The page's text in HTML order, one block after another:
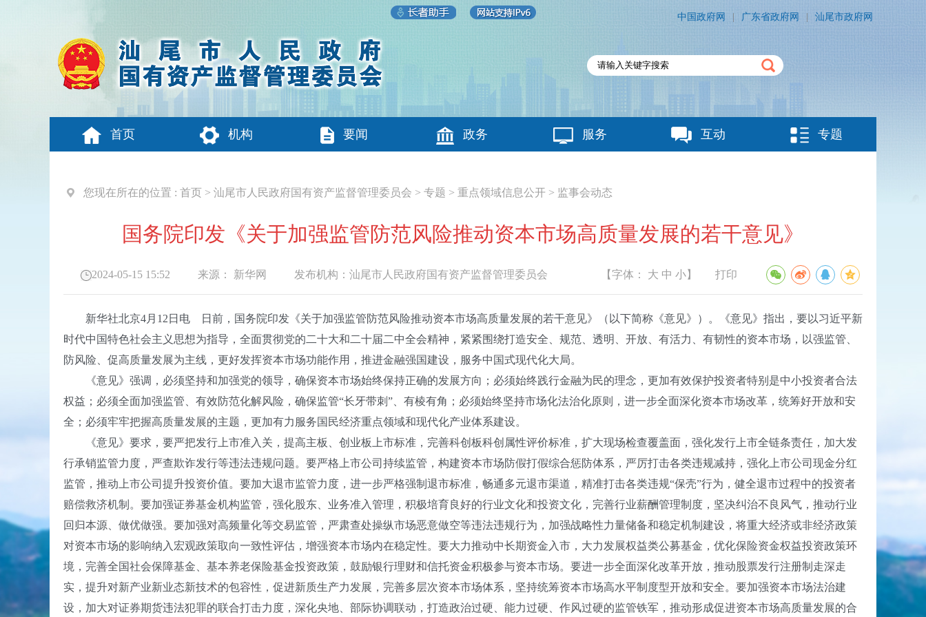
汕尾市政府网
广东省政府网
中国政府网
首页 机构 要闻 政务 服务 互动 专题
您现在所在的位置 : 首页 > 汕尾市人民政府国有资产监督管理委员会 > 专题 > 重点领域信息公开 > 监事会动态
国务院印发《关于加强监管防范风险推动资本市场高质量发展的若干意见》
2024-05-15 15:52 来源： 新华网 发布机构： 汕尾市人民政府国有资产监督管理委员会 【字体： 大 中 小】 打印
新华社北京4月12日电 日前，国务院印发《关于加强监管防范风险推动资本市场高质量发展的若干意见》（以下简称《意见》）。《意见》指出，要以习近平新
时代中国特色社会主义思想为指导，全面贯彻党的二十大和二十届二中全会精神，紧紧围绕打造安全、规范、透明、开放、有活力、有韧性的资本市场，以强监管、
防风险、促高质量发展为主线，更好发挥资本市场功能作用，推进金融强国建设，服务中国式现代化大局。
《意见》强调，必须坚持和加强党的领导，确保资本市场始终保持正确的发展方向；必须始终践行金融为民的理念，更加有效保护投资者特别是中小投资者合法
权益；必须全面加强监管、有效防范化解风险，确保监管“长牙带刺”、有棱有角；必须始终坚持市场化法治化原则，进一步全面深化资本市场改革，统筹好开放和安
全；必须牢牢把握高质量发展的主题，更加有力服务国民经济重点领域和现代化产业体系建设。
《意见》要求，要严把发行上市准入关，提高主板、创业板上市标准，完善科创板科创属性评价标准，扩大现场检查覆盖面，强化发行上市全链条责任，加大发
行承销监管力度，严查欺诈发行等违法违规问题。要严格上市公司持续监管，构建资本市场防假打假综合惩防体系，严厉打击各类违规减持，强化上市公司现金分红
监管，推动上市公司提升投资价值。要加大退市监管力度，进一步严格强制退市标准，畅通多元退市渠道，精准打击各类违规“保壳”行为，健全退市过程中的投资者
赔偿救济机制。要加强证券基金机构监管，强化股东、业务准入管理，积极培育良好的行业文化和投资文化，完善行业薪酬管理制度，坚决纠治不良风气，推动行业
回归本源、做优做强。要加强对高频量化等交易监管，严肃查处操纵市场恶意做空等违法违规行为，加强战略性力量储备和稳定机制建设，将重大经济或非经济政策
对资本市场的影响纳入宏观政策取向一致性评估，增强资本市场内在稳定性。要大力推动中长期资金入市，大力发展权益类公募基金，优化保险资金权益投资政策环
境，完善全国社会保障基金、基本养老保险基金投资政策，鼓励银行理财和信托资金积极参与资本市场。要进一步全面深化改革开放，推动股票发行注册制走深走
实，提升对新产业新业态新技术的包容性，促进新质生产力发展，完善多层次资本市场体系，坚持统筹资本市场高水平制度型开放和安全。要加强资本市场法治建
设，加大对证券期货违法犯罪的联合打击力度，深化央地、部际协调联动，打造政治过硬、能力过硬、作风过硬的监管铁军，推动形成促进资本市场高质量发展的合